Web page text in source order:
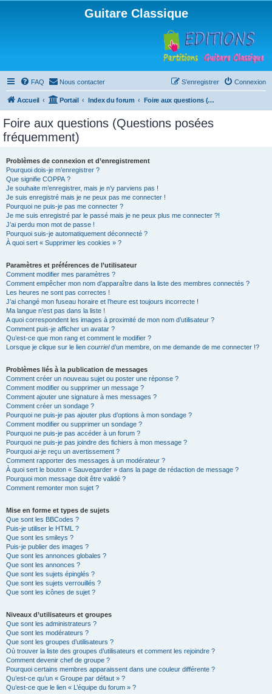
Guitare Classique
FAQ Nous contacter Connexion
S’enregistrer
Accueil Portail Index du forum Foire aux questions (Questions posées fréquemment)
Foire aux questions (Questions posées
fréquemment)
Problèmes de connexion et d’enregistrement
Pourquoi dois-je m’enregistrer ?
Que signifie COPPA ?
Je souhaite m’enregistrer, mais je n’y parviens pas !
Je suis enregistré mais je ne peux pas me connecter !
Pourquoi ne puis-je pas me connecter ?
Je me suis enregistré par le passé mais je ne peux plus me connecter ?!
J’ai perdu mon mot de passe !
Pourquoi suis-je automatiquement déconnecté ?
À quoi sert « Supprimer les cookies » ?
Paramètres et préférences de l’utilisateur
Comment modifier mes paramètres ?
Comment empêcher mon nom d’apparaître dans la liste des membres connectés ?
Les heures ne sont pas correctes !
J’ai changé mon fuseau horaire et l’heure est toujours incorrecte !
Ma langue n’est pas dans la liste !
A quoi correspondent les images à proximité de mon nom d’utilisateur ?
Comment puis-je afficher un avatar ?
Qu’est-ce que mon rang et comment le modifier ?
Lorsque je clique sur le lien courrield’un membre, on me demande de me connecter !?
Problèmes liés à la publication de messages
Comment créer un nouveau sujet ou poster une réponse ?
Comment modifier ou supprimer un message ?
Comment ajouter une signature à mes messages ?
Comment créer un sondage ?
Pourquoi ne puis-je pas ajouter plus d’options à mon sondage ?
Comment modifier ou supprimer un sondage ?
Pourquoi ne puis-je pas accéder à un forum ?
Pourquoi ne puis-je pas joindre des fichiers à mon message ?
Pourquoi ai-je reçu un avertissement ?
Comment rapporter des messages à un modérateur ?
À quoi sert le bouton « Sauvegarder » dans la page de rédaction de message ?
Pourquoi mon message doit être validé ?
Comment remonter mon sujet ?
Mise en forme et types de sujets
Que sont les BBCodes ?
Puis-je utiliser le HTML ?
Que sont les smileys ?
Puis-je publier des images ?
Que sont les annonces globales ?
Que sont les annonces ?
Que sont les sujets épinglés ?
Que sont les sujets verrouillés ?
Que sont les icônes de sujet ?
Niveaux d’utilisateurs et groupes
Que sont les administrateurs ?
Que sont les modérateurs ?
Que sont les groupes d’utilisateurs ?
Où trouver la liste des groupes d’utilisateurs et comment les rejoindre ?
Comment devenir chef de groupe ?
Pourquoi certains membres apparaissent dans une couleur différente ?
Qu’est-ce qu’un « Groupe par défaut » ?
Qu’est-ce que le lien « L’équipe du forum » ?